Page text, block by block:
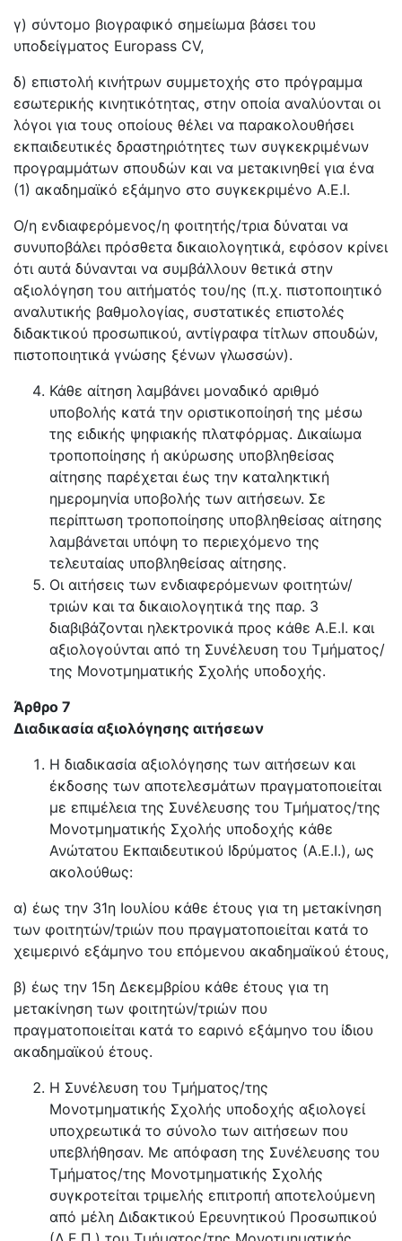
γ) σύντομο βιογραφικό σημείωμα βάσει του
υποδείγματος Europass CV,
δ) επιστολή κινήτρων συμμετοχής στο πρόγραμμα
εσωτερικής κινητικότητας, στην οποία αναλύονται οι
λόγοι για τους οποίους θέλει να παρακολουθήσει
εκπαιδευτικές δραστηριότητες των συγκεκριμένων
προγραμμάτων σπουδών και να μετακινηθεί για ένα
(1) ακαδημαϊκό εξάμηνο στο συγκεκριμένο Α.Ε.Ι.
Ο/η ενδιαφερόμενος/η φοιτητής/τρια δύναται να
συνυποβάλει πρόσθετα δικαιολογητικά, εφόσον κρίνει
ότι αυτά δύνανται να συμβάλλουν θετικά στην
αξιολόγηση του αιτήματός του/ης (π.χ. πιστοποιητικό
αναλυτικής βαθμολογίας, συστατικές επιστολές
διδακτικού προσωπικού, αντίγραφα τίτλων σπουδών,
πιστοποιητικά γνώσης ξένων γλωσσών).
Κάθε αίτηση λαμβάνει μοναδικό αριθμό
υποβολής κατά την οριστικοποίησή της μέσω
της ειδικής ψηφιακής πλατφόρμας. Δικαίωμα
τροποποίησης ή ακύρωσης υποβληθείσας
αίτησης παρέχεται έως την καταληκτική
ημερομηνία υποβολής των αιτήσεων. Σε
περίπτωση τροποποίησης υποβληθείσας αίτησης
λαμβάνεται υπόψη το περιεχόμενο της
τελευταίας υποβληθείσας αίτησης.
Οι αιτήσεις των ενδιαφερόμενων φοιτητών/
τριών και τα δικαιολογητικά της παρ. 3
διαβιβάζονται ηλεκτρονικά προς κάθε Α.Ε.Ι. και
αξιολογούνται από τη Συνέλευση του Τμήματος/
της Μονοτμηματικής Σχολής υποδοχής.
Άρθρο 7
Διαδικασία αξιολόγησης αιτήσεων
Η διαδικασία αξιολόγησης των αιτήσεων και
έκδοσης των αποτελεσμάτων πραγματοποιείται
με επιμέλεια της Συνέλευσης του Τμήματος/της
Μονοτμηματικής Σχολής υποδοχής κάθε
Ανώτατου Εκπαιδευτικού Ιδρύματος (Α.Ε.Ι.), ως
ακολούθως:
α) έως την 31η Ιουλίου κάθε έτους για τη μετακίνηση
των φοιτητών/τριών που πραγματοποιείται κατά το
χειμερινό εξάμηνο του επόμενου ακαδημαϊκού έτους,
β) έως την 15η Δεκεμβρίου κάθε έτους για τη
μετακίνηση των φοιτητών/τριών που
πραγματοποιείται κατά το εαρινό εξάμηνο του ίδιου
ακαδημαϊκού έτους.
Η Συνέλευση του Τμήματος/της
Μονοτμηματικής Σχολής υποδοχής αξιολογεί
υποχρεωτικά το σύνολο των αιτήσεων που
υπεβλήθησαν. Με απόφαση της Συνέλευσης του
Τμήματος/της Μονοτμηματικής Σχολής
συγκροτείται τριμελής επιτροπή αποτελούμενη
από μέλη Διδακτικού Ερευνητικού Προσωπικού